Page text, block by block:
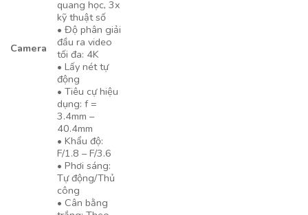
Camera
quang học, 3x
kỹ thuật số
• Độ phân giải
đầu ra video
tối đa: 4K
• Lấy nét tự
động
• Tiêu cự hiệu
dụng: f =
3.4mm –
40.4mm
• Khẩu độ:
F/1.8 – F/3.6
• Phơi sáng:
Tự động/Thủ
công
• Cân bằng